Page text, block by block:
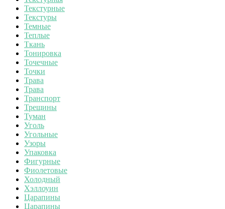
Текстурные
Текстуры
Темные
Теплые
Ткань
Тонировка
Точечные
Точки
Трава
Трава
Транспорт
Трещины
Туман
Уголь
Угольные
Узоры
Упаковка
Фигурные
Фиолетовые
Холодный
Хэллоуин
Царапины
Царапины